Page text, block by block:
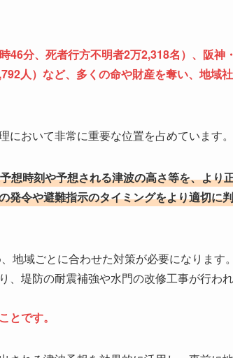
46分、死者行方不明者2万2,318名）、阪神
人）など、多くの命や財産を奪い、地域
おいて非常に重要な位置を占めています。
想時刻や予想される津波の高さ等を、より
発令や避難指示のタイミングをより適切に
地域ごとに合わせた対策が必要になります
堤防の耐震補強や水門の改修工事が行われ
とです。